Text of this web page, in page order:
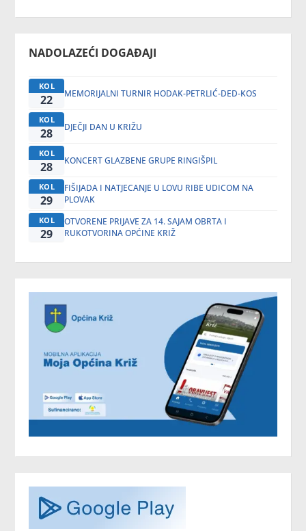
NADOLAZEĆI DOGAĐAJI
KOL
22 MEMORIJALNI TURNIR HODAK-PETRLIĆ-DED-KOS
KOL
28 DJEČJI DAN U KRIŽU
KOL
28 KONCERT GLAZBENE GRUPE RINGIŠPIL
KOL
29
FIŠIJADA I NATJECANJE U LOVU RIBE UDICOM NA
PLOVAK
KOL
29
OTVORENE PRIJAVE ZA 14. SAJAM OBRTA I
RUKOTVORINA OPĆINE KRIŽ